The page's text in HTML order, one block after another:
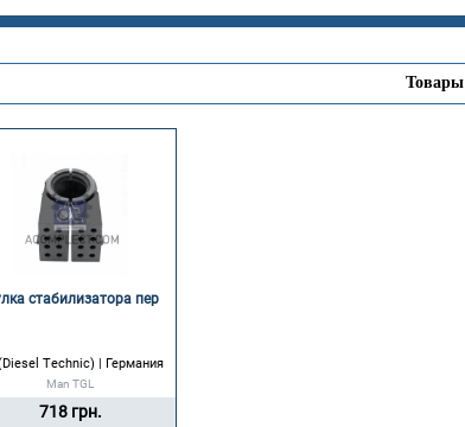
Товары
стабилизатора пер
Technic) | Германия
Man TGL
718 грн.